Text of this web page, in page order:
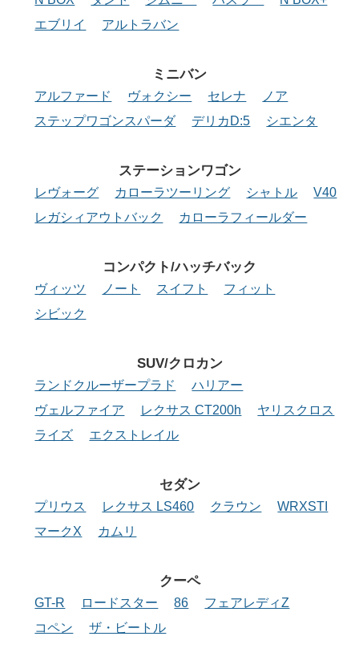
エブリイ
アルトラバン
ミニバン
アルファード ヴォクシー セレナ
ノア
ステップワゴンスパーダ
デリカD:5 シエンタ
ステーションワゴン
レヴォーグ カローラツーリング シャトル
V40
レガシィアウトバック
カローラフィールダー
コンパクト/ハッチバック
ヴィッツ ノート スイフト
フィット
シビック
SUV/クロカン
ランドクルーザープラド
ハリアー
ヴェルファイア
レクサス CT200h
ヤリスクロス
ライズ
エクストレイル
セダン
プリウス レクサス LS460 クラウン
WRXSTI
マークX
カムリ
クーペ
GT-R ロードスター 86
フェアレディZ
コペン
ザ・ビートル